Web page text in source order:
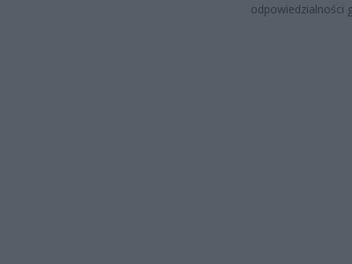
odpowiedzialności